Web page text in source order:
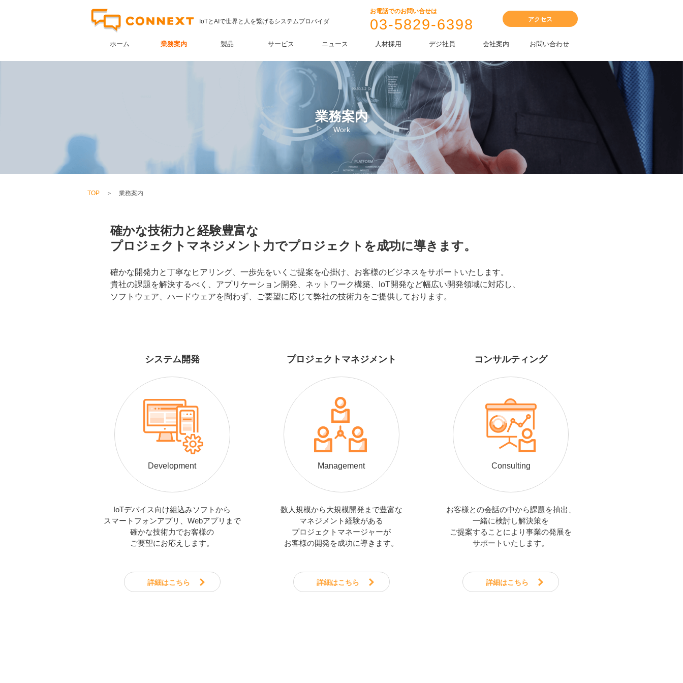
IoTとAIで世界と人を繋げるシステムプロバイダ
お電話でのお問い合せは
03-5829-6398 アクセス
ホーム 業務案内 製品 サービス ニュース 人材採用 デジ社員 会社案内 お問い合わせ
業務案内
Work
TOP ＞ 業務案内
確かな技術力と経験豊富な
プロジェクトマネジメント力でプロジェクトを成功に導きます。
確かな開発力と丁寧なヒアリング、 一歩先をいくご提案を心掛け、 お客様のビジネスをサポートいたします。
貴社の課題を解決するべく、 アプリケーション開発、ネットワーク構築、
IoT開発など幅広い開発領域に対応し、
ソフトウェア、ハードウェアを問わず、
ご要望に応じて弊社の技術力をご提供しております。
システム開発
Development
IoTデバイス向け組込みソフトから
スマートフォンアプリ、Webアプリまで
確かな技術力でお客様の
ご要望にお応えします。
詳細はこちら
プロジェクトマネジメント
Management
数人規模から大規模開発まで豊富な
マネジメント経験がある
プロジェクトマネージャーが
お客様の開発を成功に導きます。
詳細はこちら
コンサルティング
Consulting
お客様との会話の中から課題を抽出、
一緒に検討し解決策を
ご提案することにより事業の発展を
サポートいたします。
詳細はこちら